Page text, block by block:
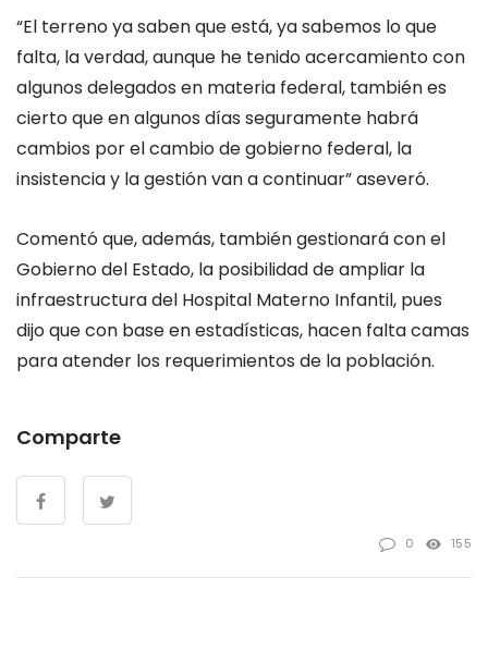
“El terreno ya saben que está, ya sabemos lo que
falta, la verdad, aunque he tenido acercamiento con
algunos delegados en materia federal, también es
cierto que en algunos días seguramente habrá
cambios por el cambio de gobierno federal, la
insistencia y la gestión van a continuar” aseveró.
Comentó que, además, también gestionará con el
Gobierno del Estado, la posibilidad de ampliar la
infraestructura del Hospital Materno Infantil, pues
dijo que con base en estadísticas, hacen falta camas
para atender los requerimientos de la población.
Comparte
0 155